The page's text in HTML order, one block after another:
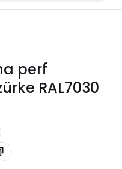
perf
RAL7030